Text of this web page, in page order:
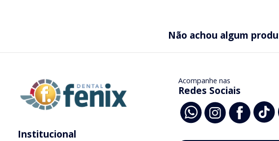
Não achou algum
Institucional
Acompanhe nas
Redes Sociais